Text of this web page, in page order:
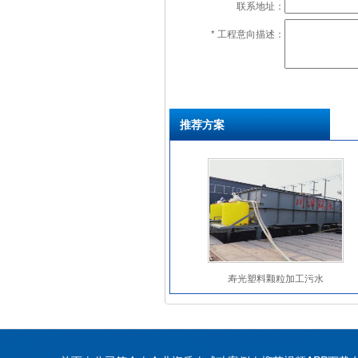
联系地址：
* 工程意向描述：
推荐方案
寿光塑料颗粒加工污水